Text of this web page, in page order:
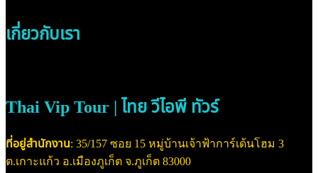
เกี่ยวกับเรา
Thai Vip Tour | ไทย วีไอพี ทัวร์
ที่อยู่สำนักงาน: 35/157 ซอย 15 หมู่บ้านเจ้าฟ้าการ์เด้นโฮม 3
ต.เกาะแก้ว อ.เมืองภูเก็ต จ.ภูเก็ต 83000